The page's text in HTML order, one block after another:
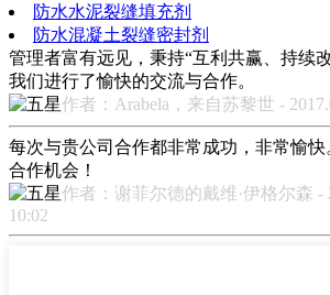
防水水泥裂缝填充剂
防水混凝土裂缝密封剂
管理者富有远见，秉持“互利共赢、持续
我们进行了愉快的交流与合作。
作者：Arabela，来自苏黎世 -
每次与贵公司合作都非常成功，非常愉
合作机会！
作者：谢菲尔德的戴维·伊格尔森 -
10:02